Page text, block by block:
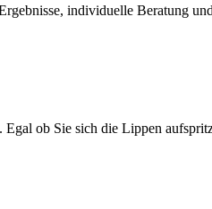
individuelle Beratung
ob Sie sich die Lippen